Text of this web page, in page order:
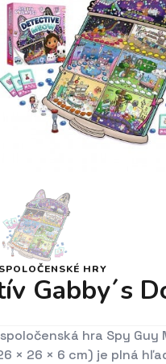
SPOLOČENSKÉ HRY
Gabby´s
hra Spy Guy
× 26 × 6 cm) je plná